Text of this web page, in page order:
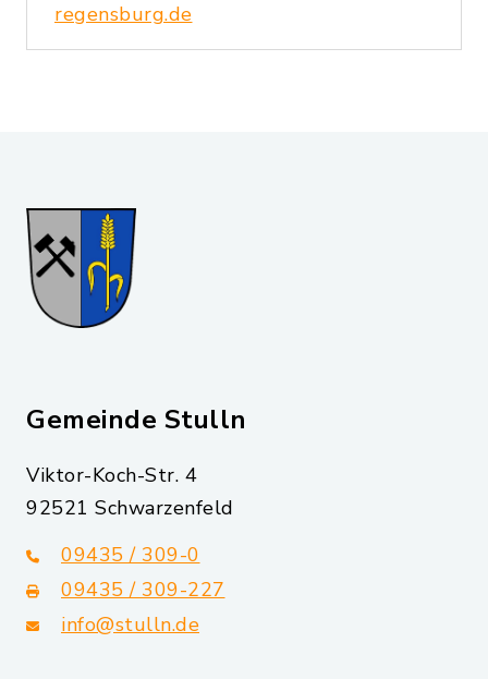
regensburg.de
Gemeinde Stulln
Viktor-Koch-Str. 4
92521 Schwarzenfeld
09435 / 309-0
09435 / 309-227
info@stulln.de